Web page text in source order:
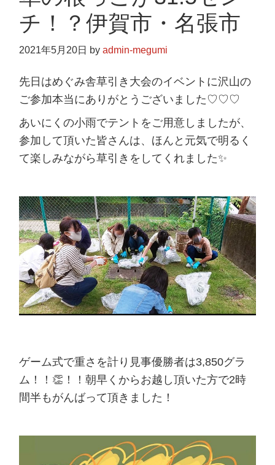
チ！？伊賀市・名張市
2021年5月20日 byadmin-megumi
先日はめぐみ舎草引き大会のイベントに沢山の
ご参加本当にありがとうございました♡♡♡
あいにくの小雨でテントをご用意しましたが、
参加して頂いた皆さんは、ほんと元気で明るく
て楽しみながら草引きをしてくれました✨
ゲーム式で重さを計り見事優勝者は3,850グラ
ム！！👏！！朝早くからお越し頂いた方で2時
間半もがんばって頂きました！